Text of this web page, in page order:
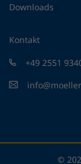
Downloads
Kontakt
+49 2551
©